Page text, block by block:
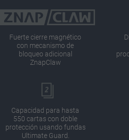
Fuerte cierre magnético
con mecanismo de
bloqueo adicional
ZnapClaw
Capacidad para hasta
550 cartas con doble
protección usando fundas
Ultimate Guard.